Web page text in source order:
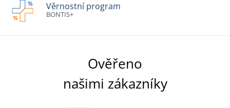
Věrnostní program
BONTIS+
Ověřeno
našimi zákazníky